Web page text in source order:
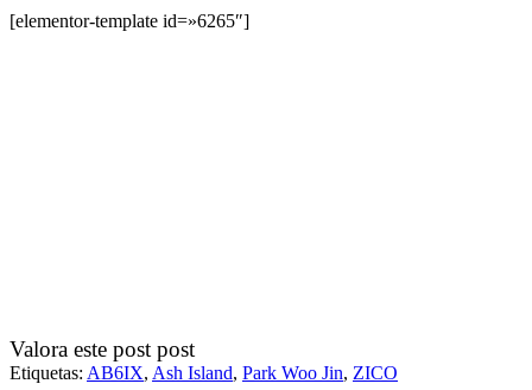
[elementor-template id=»6265″]
Valora este post post
Etiquetas: AB6IX, Ash Island, Park Woo Jin, ZICO